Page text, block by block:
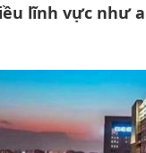
lĩnh vực như